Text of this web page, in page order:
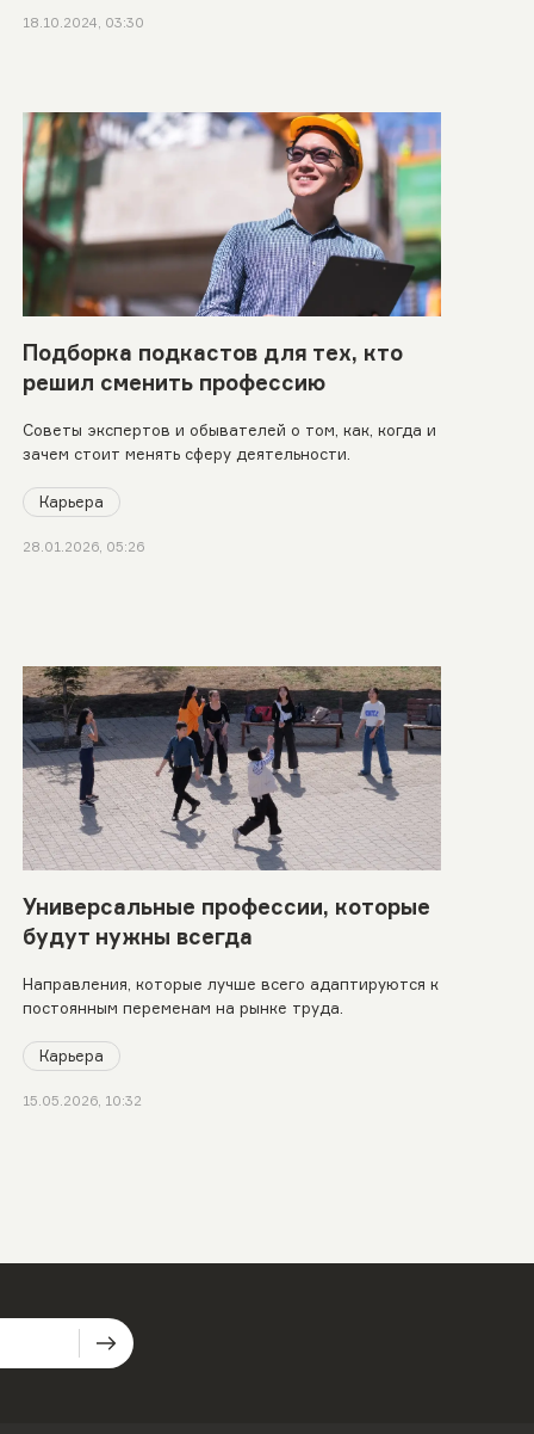
18.10.2024, 03:30
Подборка подкастов для тех, кто
решил сменить профессию
Советы экспертов и обывателей о том, как, когда и
зачем стоит менять сферу деятельности.
Карьера
28.01.2026, 05:26
Универсальные профессии, которые
будут нужны всегда
Направления, которые лучше всего адаптируются к
постоянным переменам на рынке труда.
Карьера
15.05.2026, 10:32